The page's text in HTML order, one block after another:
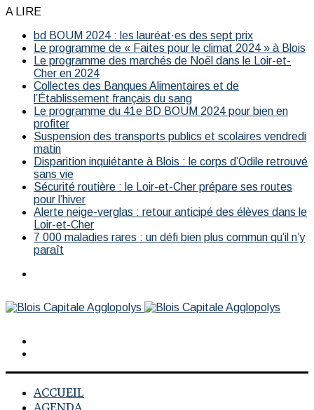
A LIRE
bd BOUM 2024 : les lauréat·es des sept prix
Le programme de « Faites pour le climat 2024 » à Blois
Le programme des marchés de Noël dans le Loir-et-
Cher en 2024
Collectes des Banques Alimentaires et de
l’Établissement français du sang
Le programme du 41e BD BOUM 2024 pour bien en
profiter
Suspension des transports publics et scolaires vendredi
matin
Disparition inquiétante à Blois : le corps d’Odile retrouvé
sans vie
Sécurité routière : le Loir-et-Cher prépare ses routes
pour l’hiver
Alerte neige-verglas : retour anticipé des élèves dans le
Loir-et-Cher
7 000 maladies rares : un défi bien plus commun qu’il n’y
paraît
ACCUEIL
AGENDA